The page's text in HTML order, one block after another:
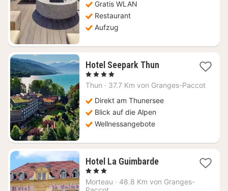
Gratis WLAN
Restaurant
Aufzug
Hotel Seepark Thun1
ab
209,17
€
, 4 Sterne
Thun · 37.7 Km von Granges-Paccot
Direkt am Thunersee
Blick auf die Alpen
Wellnessangebote
Hotel La Guimbarde1
ab
, 3 Sterne
Morteau · 48.8 Km von Granges-